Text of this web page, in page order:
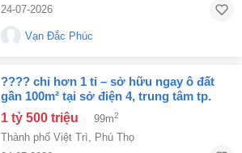
24-07-2026
Vạn Đắc Phúc
???? chỉ hơn 1 tỉ – sở hữu ngay ô đất
gần 100m² tại sở điện 4, trung tâm tp.
việt trì! ???? . lh 0768194968
1 tỷ 500 triệu 99m2
Thành phố Việt Trì, Phú Thọ